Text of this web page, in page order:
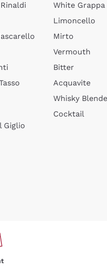
Giglio
White Grappa
Limoncello
Mirto
Vermouth
Bitter
Acquavite
Whisky
Cocktail